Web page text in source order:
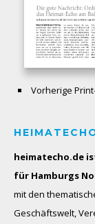
Vorherige
heimatecho.de
für Hamburgs
mit den
Geschäftswelt,